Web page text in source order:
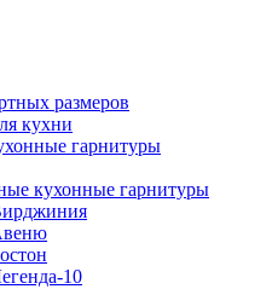
размеров
кухни
гарнитуры
кухонные гарнитуры
10